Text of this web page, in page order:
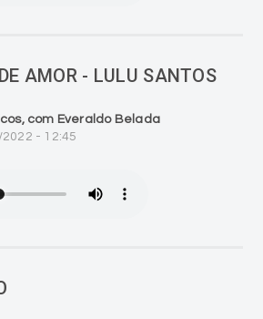
AMOR - LULU SANTOS
com Everaldo Belada
- 12:45